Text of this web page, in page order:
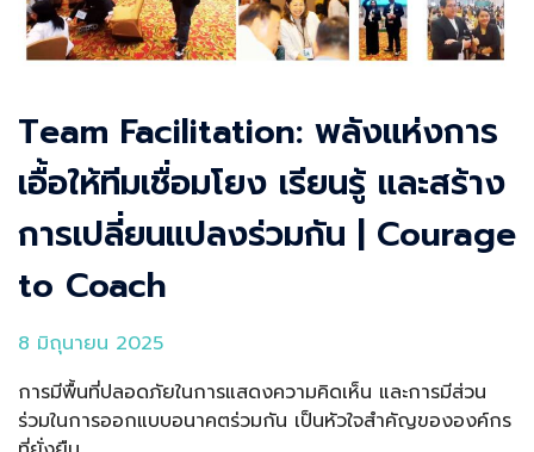
Team Facilitation: พลังแห่งการ
เอื้อให้ทีมเชื่อมโยง เรียนรู้ และสร้าง
การเปลี่ยนแปลงร่วมกัน | Courage
to Coach
8 มิถุนายน 2025
การมีพื้นที่ปลอดภัยในการแสดงความคิดเห็น และการมีส่วน
ร่วมในการออกแบบอนาคตร่วมกัน เป็นหัวใจสำคัญขององค์กร